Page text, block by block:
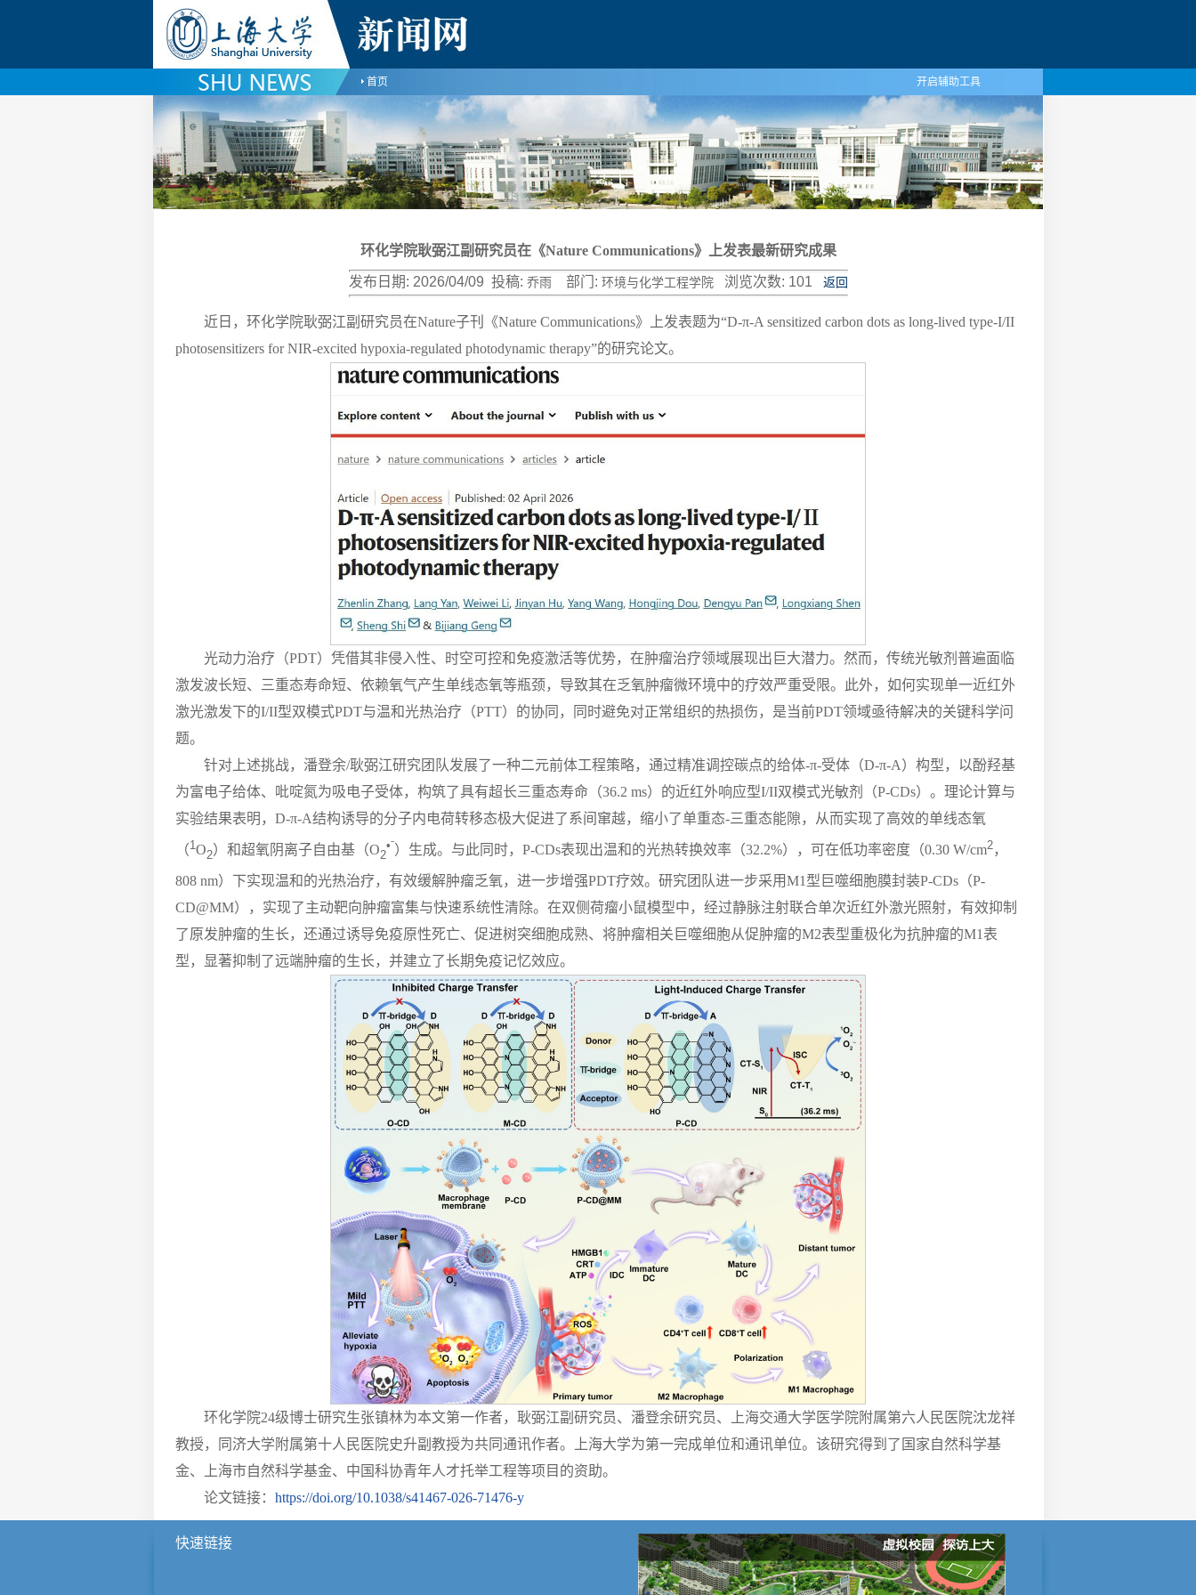
首页 开启辅助工具
环化学院耿弼江副研究员在《Nature Communications》上发表最新研究成果
发布日期: 2026/04/09 投稿: 乔雨 部门: 环境与化学工程学院 浏览次数: 101 返回
近日，环化学院耿弼江副研究员在Nature子刊《Nature Communications》上发表题为“D-π-A sensitized carbon dots as long-lived type-I/II
photosensitizers for NIR-excited hypoxia-regulated photodynamic therapy”的研究论文。
光动力治疗（PDT）凭借其非侵入性、时空可控和免疫激活等优势，在肿瘤治疗领域展现出巨大潜力。然而，传统光敏剂普遍面临
激发波长短、三重态寿命短、依赖氧气产生单线态氧等瓶颈，导致其在乏氧肿瘤微环境中的疗效严重受限。此外，如何实现单一近红外
激光激发下的I/II型双模式PDT与温和光热治疗（PTT）的协同，同时避免对正常组织的热损伤，是当前PDT领域亟待解决的关键科学问
题。
针对上述挑战，潘登余/耿弼江研究团队发展了一种二元前体工程策略，通过精准调控碳点的给体-π-受体（D-π-A）构型，以酚羟基
为富电子给体、吡啶氮为吸电子受体，构筑了具有超长三重态寿命（36.2 ms）的近红外响应型I/II双模式光敏剂（P-CDs）。理论计算与
实验结果表明，D-π-A结构诱导的分子内电荷转移态极大促进了系间窜越，缩小了单重态-三重态能隙，从而实现了高效的单线态氧
（1O2）和超氧阴离子自由基（O2
•ˉ）生成。与此同时，P-CDs表现出温和的光热转换效率（32.2%），可在低功率密度（0.30 W/cm2 ，
808 nm）下实现温和的光热治疗，有效缓解肿瘤乏氧，进一步增强PDT疗效。研究团队进一步采用M1型巨噬细胞膜封装P-CDs（P-
CD@MM），实现了主动靶向肿瘤富集与快速系统性清除。在双侧荷瘤小鼠模型中，经过静脉注射联合单次近红外激光照射，有效抑制
了原发肿瘤的生长，还通过诱导免疫原性死亡、促进树突细胞成熟、将肿瘤相关巨噬细胞从促肿瘤的M2表型重极化为抗肿瘤的M1表
型，显著抑制了远端肿瘤的生长，并建立了长期免疫记忆效应。
环化学院24级博士研究生张镇林为本文第一作者，耿弼江副研究员、潘登余研究员、上海交通大学医学院附属第六人民医院沈龙祥
教授，同济大学附属第十人民医院史升副教授为共同通讯作者。上海大学为第一完成单位和通讯单位。该研究得到了国家自然科学基
金、上海市自然科学基金、中国科协青年人才托举工程等项目的资助。
论文链接： https://doi.org/10.1038/s41467-026-71476-y
快速链接